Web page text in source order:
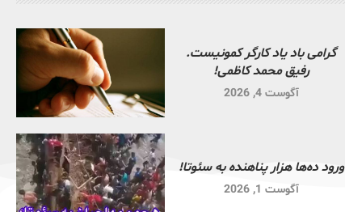
گرامی باد یاد کارگر کمونیست.
رفیق محمد کاظمی!
آگوست 4, 2026
ورود ده‌ها هزار پناهنده به سئوتا!
آگوست 1, 2026